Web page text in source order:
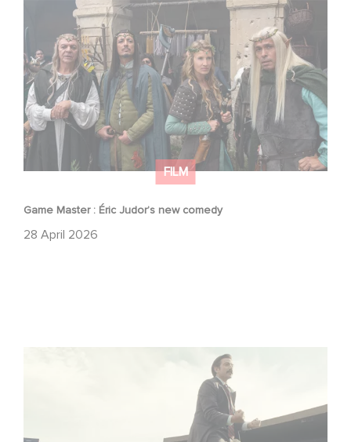
FILM
Game Master : Éric Judor’s new comedy
28 April 2026
Game Master : Éric Judor’s new comedy
Mexico 86 : watch the exclusive trailer for Gaumont